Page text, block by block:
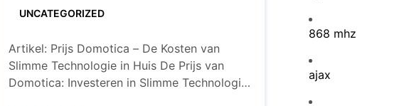
UNCATEGORIZED
Artikel: Prijs Domotica – De Kosten van
Slimme Technologie in Huis De Prijs van
Domotica: Investeren in Slimme Technologie
868 mhz
ajax